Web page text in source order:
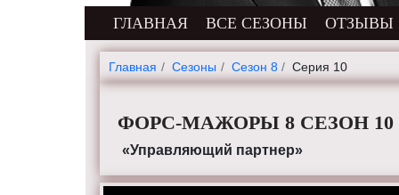
ГЛАВНАЯ ВСЕ СЕЗОНЫ ОТЗЫВЫ
Главная Cезоны Сезон 8 Серия 10
ФОРС-МАЖОРЫ 8 СЕЗОН 10
«Управляющий партнер»